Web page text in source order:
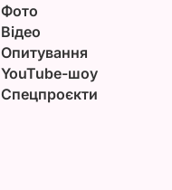
Фото
Відео
Опитування
YouTube-шоу
Спецпроєкти